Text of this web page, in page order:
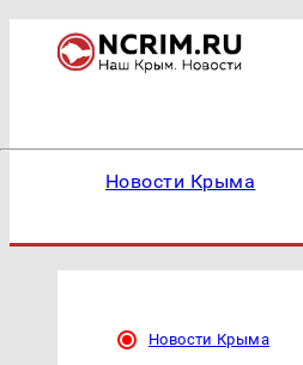
Новости Крыма
Новости Крыма